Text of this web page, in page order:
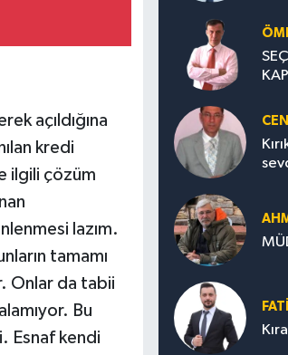
açıldığına
kredi
ilgili çözüm
lazım.
tamamı
Onlar da tabii
Bu
Esnaf kendi